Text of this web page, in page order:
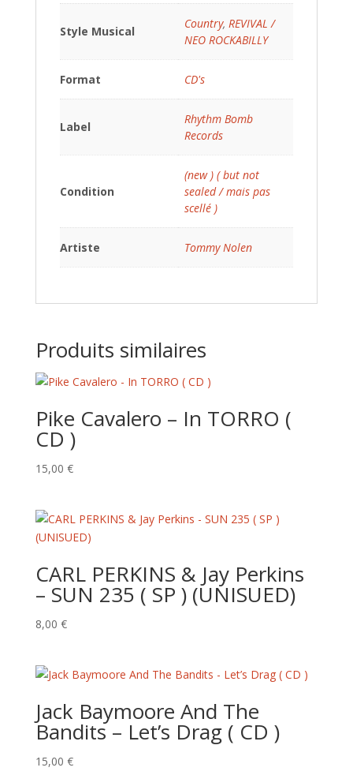
Style Musical
Country, REVIVAL /
NEO ROCKABILLY
Format CD's
Label
Rhythm Bomb
Records
Condition
(new ) ( but not
sealed / mais pas
scellé )
Artiste Tommy Nolen
Produits similaires
Pike Cavalero – In TORRO (
CD )
15,00 €
CARL PERKINS & Jay Perkins
– SUN 235 ( SP ) (UNISUED)
8,00 €
Jack Baymoore And The
Bandits – Let’s Drag ( CD )
15,00 €